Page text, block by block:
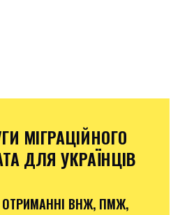
МІГРАЦІЙНОГО
ДЛЯ УКРАЇНЦІВ
ОТРИМАННІ ВНЖ, ПМЖ,